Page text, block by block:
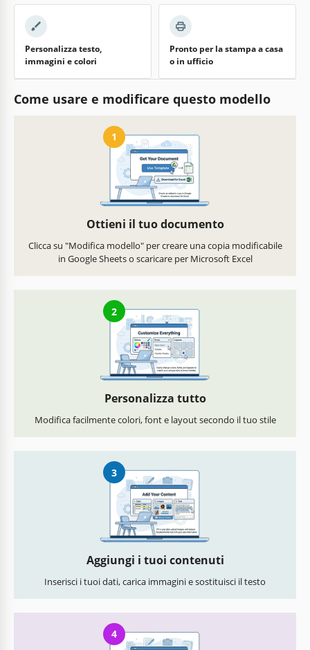
Personalizza testo,
immagini e colori
Pronto per la stampa a casa
o in ufficio
Come usare e modificare questo modello
1
Ottieni il tuo documento
Clicca su "Modifica modello" per creare una copia modificabile
in Google Sheets o scaricare per Microsoft Excel
2
Personalizza tutto
Modifica facilmente colori, font e layout secondo il tuo stile
3
Aggiungi i tuoi contenuti
Inserisci i tuoi dati, carica immagini e sostituisci il testo
4